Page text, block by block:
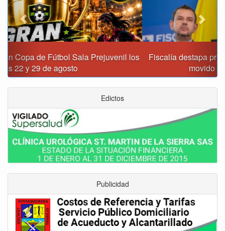
Fiscalía destapa presunta red de corrupción que habría
movido $3,1 billones en regalías
Edictos
Publicidad